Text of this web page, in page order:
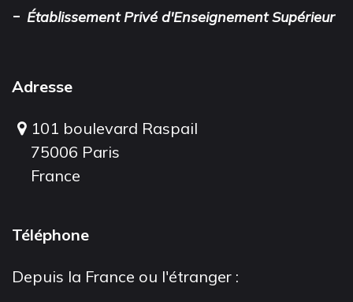
- Établissement Privé d'Enseignement Supérieur
Adresse
101 boulevard Raspail
75006 Paris
France
Téléphone
Depuis la France ou l'étranger :